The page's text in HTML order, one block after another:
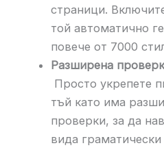
страници.
той автоматично
повече от 7000
Разширена
Просто укрепете
тъй като има
проверки, за да
вида